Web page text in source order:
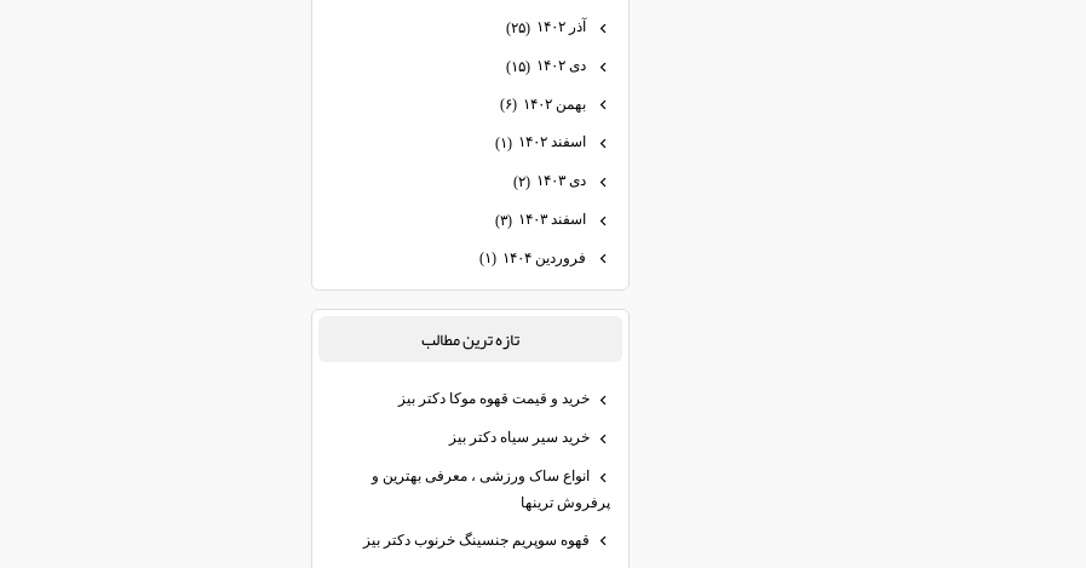
آذر ۱۴۰۲ (۲۵)
دی ۱۴۰۲ (۱۵)
بهمن ۱۴۰۲ (۶)
اسفند ۱۴۰۲ (۱)
دی ۱۴۰۳ (۲)
اسفند ۱۴۰۳ (۳)
فروردین ۱۴۰۴ (۱)
تازه ترين مطالب
خرید و قیمت قهوه موکا دکتر بیز
خرید سیر سیاه دکتر بیز
انواع ساک ورزشی ، معرفی بهترین و
پرفروش ترینها
قهوه سوپریم جنسینگ خرنوب دکتر بیز